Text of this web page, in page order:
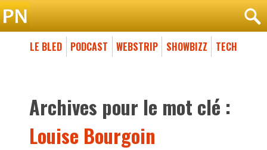
LE BLED PODCAST WEBSTRIP SHOWBIZZ TECH
Archives pour le mot clé :
Louise Bourgoin